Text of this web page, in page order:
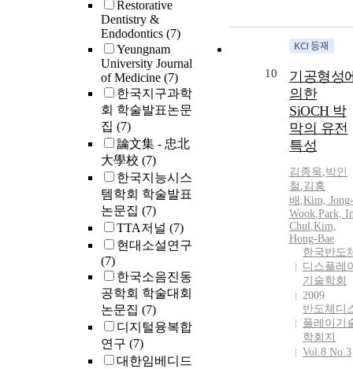
Restorative
Dentistry &
Endodontics (7)
Yeungnam
University Journal
of Medicine (7)
한국지구과학
회 학술발표논문
집 (7)
論文集 - 忠北
大學校 (7)
한국지능시스
템학회 학술발표
논문집 (7)
TTA저널 (7)
현대소설연구
(7)
한국소음진동
공학회 학술대회
논문집 (7)
디지털융복합
연구 (7)
대한임베디드
10
기공형성
의한
SiOCH 박
막의 유전
특성
김종욱,박인
철 ,김홍
배 ,Kim, Jong-
Wook,Park,
Chul,Kim,
Hong-Bae
한국반도
디스플레
기술학회
2009
반도체디
플레이기
학회지
Vol.8 No.3